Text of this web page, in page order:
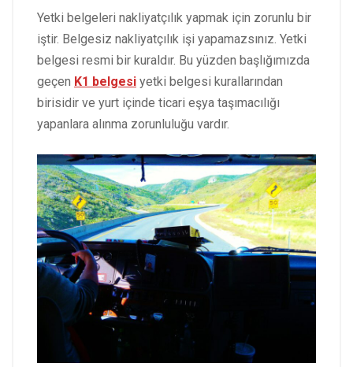
Yetki belgeleri nakliyatçılık yapmak için zorunlu bir
iştir. Belgesiz nakliyatçılık işi yapamazsınız. Yetki
belgesi resmi bir kuraldır. Bu yüzden başlığımızda
geçen K1 belgesi yetki belgesi kurallarından
birisidir ve yurt içinde ticari eşya taşımacılığı
yapanlara alınma zorunluluğu vardır.